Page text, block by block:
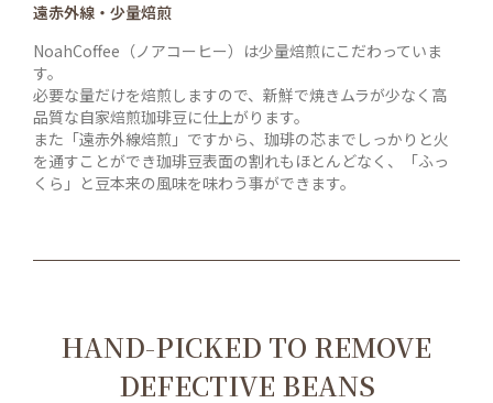
遠赤外線・少量焙煎
NoahCoffee（ノアコーヒー）は少量焙煎にこだわっていま
す。
必要な量だけを焙煎しますので、新鮮で焼きムラが少なく高
品質な自家焙煎珈琲豆に仕上がります。
また「遠赤外線焙煎」ですから、珈琲の芯までしっかりと火
を通すことができ珈琲豆表面の割れもほとんどなく、「ふっ
くら」と豆本来の風味を味わう事ができます。
HAND-PICKED TO REMOVE
DEFECTIVE BEANS